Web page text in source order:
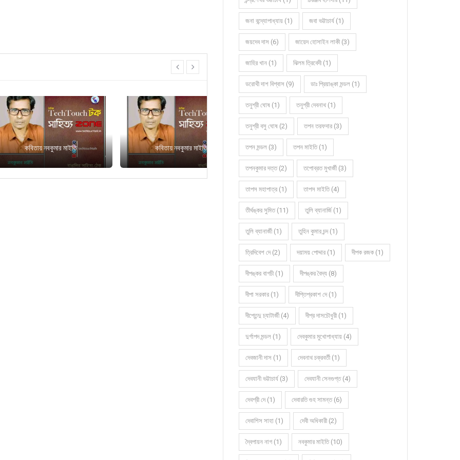
নবকুমার মাইতি কবিতায় নবকুমার মাইতি কবিতায় নবকুমার মাইতি
prev
জনা বন্দ্যোপাধ্যায় (1) জবা ভট্টাচার্য (1)
জয়দেব দাস (6) জায়েদ হোসাইন লাকী (3)
জাহির খান (1) ঝিলম ত্রিবেদী (1)
ডরোথী দাশ বিশ্বাস (9) ডাঃ প্রিয়াঙ্কা মন্ডল (1)
তনুশ্রী ঘোষ (1) তনুশ্রী দেবনাথ (1)
তনুশ্রী বসু ঘোষ (2) তপন তরফদার (3)
তপন মন্ডল (3) তপন মাইতি (1)
তপনকুমার দত্ত (2) তপোব্রত মুখার্জী (3)
তাপস মহাপাত্র (1) তাপস মাইতি (4)
তীর্থঙ্কর সুমিত (11) তুলি ব্যানার্জি (1)
তুলি ব্যানার্জী (1) তুহিন কুমার চন্দ (1)
ত্রিদিবেশ দে (2) দয়াময় পোদ্দার (1) দীপক রজক (1)
দীপঙ্কর বাগচী (1) দীপঙ্কর বৈদ্য (8)
দীপা সরকার (1) দীপ্তিপ্রকাশ দে (1)
দীপ্তেন্দু চ্যাটার্জী (4) দীপ্র দাসচৌধুরী (1)
দুর্গাপদ মন্ডল (1) দেবকুমার মুখোপাধ্যায় (4)
দেবজানী দাস (1) দেবনাথ চক্রবর্তী (1)
দেবযানী ভট্টাচার্য (3) দেবযানী সেনগুপ্ত (4)
দেবশ্রী দে (1) দেবারতি গুহ সামন্ত (6)
দেবাশিস সাহা (1) দেবী অধিকারী (2)
দ্বৈপায়ন নাগ (1) নবকুমার মাইতি (10)